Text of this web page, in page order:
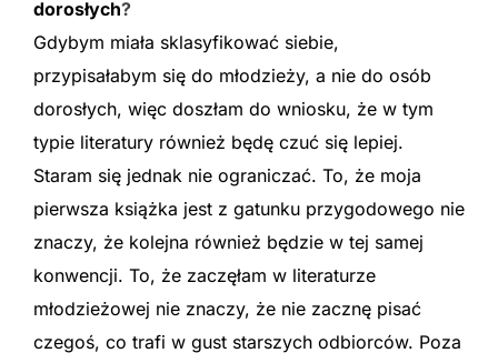
dorosłych?
Gdybym miała sklasyfikować siebie,
przypisałabym się do młodzieży, a nie do osób
dorosłych, więc doszłam do wniosku, że w tym
typie literatury również będę czuć się lepiej.
Staram się jednak nie ograniczać. To, że moja
pierwsza książka jest z gatunku przygodowego nie
znaczy, że kolejna również będzie w tej samej
konwencji. To, że zaczęłam w literaturze
młodzieżowej nie znaczy, że nie zacznę pisać
czegoś, co trafi w gust starszych odbiorców. Poza